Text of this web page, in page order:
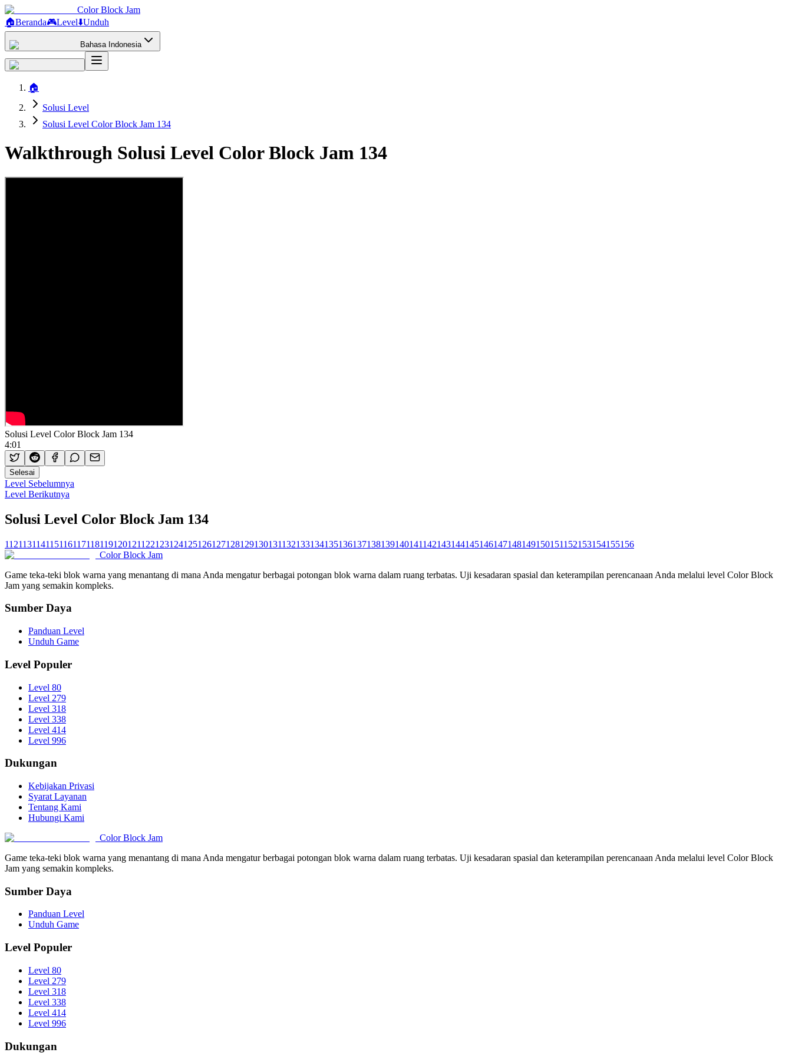
Color Block Jam
🏠Beranda🎮Level⬇️Unduh
Bahasa Indonesia
🏠
Solusi Level
Solusi Level Color Block Jam 134
Walkthrough Solusi Level Color Block Jam 134
Solusi Level Color Block Jam 134
4:01
Selesai
Level Sebelumnya
Level Berikutnya
Solusi Level Color Block Jam 134
112113114115116117118119120121122123124125126127128129130131132133134135136137138139140141142143144145146147148149150151152153154155156
Color Block Jam
Game teka-teki blok warna yang menantang di mana Anda mengatur berbagai potongan blok warna dalam ruang terbatas. Uji kesadaran spasial dan keterampilan perencanaan Anda melalui level Color Block
Jam yang semakin kompleks.
Sumber Daya
Panduan Level
Unduh Game
Level Populer
Level 80
Level 279
Level 318
Level 338
Level 414
Level 996
Dukungan
Kebijakan Privasi
Syarat Layanan
Tentang Kami
Hubungi Kami
Color Block Jam
Game teka-teki blok warna yang menantang di mana Anda mengatur berbagai potongan blok warna dalam ruang terbatas. Uji kesadaran spasial dan keterampilan perencanaan Anda melalui level Color Block
Jam yang semakin kompleks.
Sumber Daya
Panduan Level
Unduh Game
Level Populer
Level 80
Level 279
Level 318
Level 338
Level 414
Level 996
Dukungan